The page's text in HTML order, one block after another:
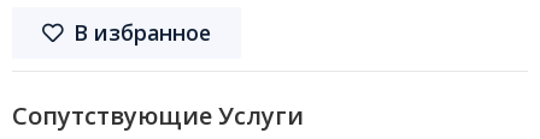
В избранное
Сопутствующие Услуги